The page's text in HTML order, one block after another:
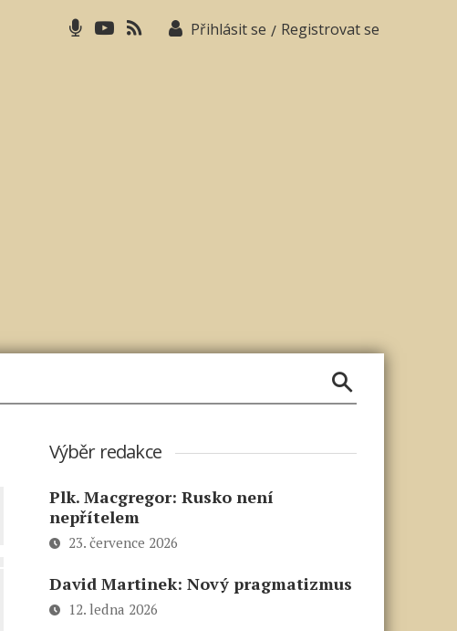
Přihlásit se / Registrovat se
Výběr redakce
Plk. Macgregor: Rusko není
nepřítelem
23. července 2026
David Martinek: Nový pragmatizmus
12. ledna 2026